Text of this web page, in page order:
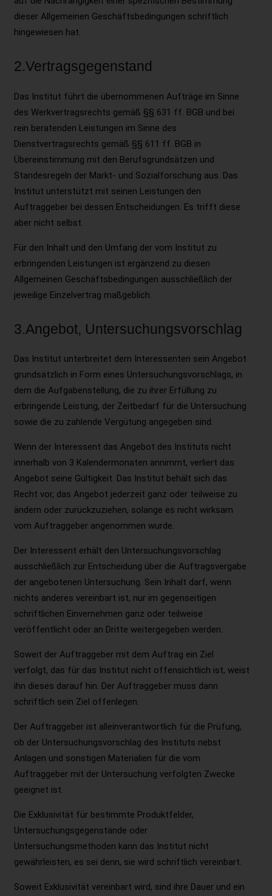
dieser Allgemeinen Geschäftsbedingungen schriftlich
hingewiesen hat.
2.Vertragsgegenstand
Das Institut führt die übernommenen Aufträge im Sinne
des Werkvertragsrechts gemäß §§ 631 ff. BGB und bei
rein beratenden Leistungen im Sinne des
Dienstvertragsrechts gemäß §§ 611 ff. BGB in
Übereinstimmung mit den Berufsgrundsätzen und
Standesregeln der Markt- und Sozialforschung aus. Das
Institut unterstützt mit seinen Leistungen den
Auftraggeber bei dessen Entscheidungen. Es trifft diese
aber nicht selbst.
Für den Inhalt und den Umfang der vom Institut zu
erbringenden Leistungen ist ergänzend zu diesen
Allgemeinen Geschäftsbedingungen ausschließlich der
jeweilige Einzelvertrag maßgeblich.
3.Angebot, Untersuchungsvorschlag
Das Institut unterbreitet dem Interessenten sein Angebot
grundsätzlich in Form eines Untersuchungsvorschlags, in
dem die Aufgabenstellung, die zu ihrer Erfüllung zu
erbringende Leistung, der Zeitbedarf für die Untersuchung
sowie die zu zahlende Vergütung angegeben sind.
Wenn der Interessent das Angebot des Instituts nicht
innerhalb von 3 Kalendermonaten annimmt, verliert das
Angebot seine Gültigkeit. Das Institut behält sich das
Recht vor, das Angebot jederzeit ganz oder teilweise zu
ändern oder zurückzuziehen, solange es nicht wirksam
vom Auftraggeber angenommen wurde.
Der Interessent erhält den Untersuchungsvorschlag
ausschließlich zur Entscheidung über die Auftragsvergabe
der angebotenen Untersuchung. Sein Inhalt darf, wenn
nichts anderes vereinbart ist, nur im gegenseitigen
schriftlichen Einvernehmen ganz oder teilweise
veröffentlicht oder an Dritte weitergegeben werden.
Soweit der Auftraggeber mit dem Auftrag ein Ziel
verfolgt, das für das Institut nicht offensichtlich ist, weist
ihn dieses darauf hin. Der Auftraggeber muss dann
schriftlich sein Ziel offenlegen.
Der Auftraggeber ist alleinverantwortlich für die Prüfung,
ob der Untersuchungsvorschlag des Instituts nebst
Anlagen und sonstigen Materialien für die vom
Auftraggeber mit der Untersuchung verfolgten Zwecke
geeignet ist.
Die Exklusivität für bestimmte Produktfelder,
Untersuchungsgegenstände oder
Untersuchungsmethoden kann das Institut nicht
gewährleisten, es sei denn, sie wird schriftlich vereinbart.
Soweit Exklusivität vereinbart wird, sind ihre Dauer und ein